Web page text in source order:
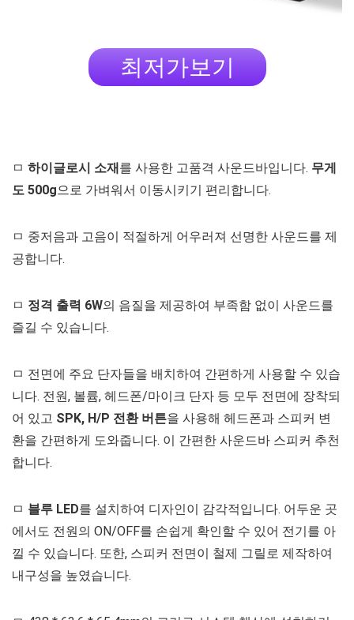
최저가보기
ㅁ 하이글로시 소재를 사용한 고품격 사운드바입니다. 무게
도 500g으로 가벼워서 이동시키기 편리합니다.
ㅁ 중저음과 고음이 적절하게 어우러져 선명한 사운드를 제
공합니다.
ㅁ 정격 출력 6W의 음질을 제공하여 부족함 없이 사운드를
즐길 수 있습니다.
ㅁ 전면에 주요 단자들을 배치하여 간편하게 사용할 수 있습
니다. 전원, 볼륨, 헤드폰/마이크 단자 등 모두 전면에 장착되
어 있고 SPK, H/P 전환 버튼을 사용해 헤드폰과 스피커 변
환을 간편하게 도와줍니다. 이 간편한 사운드바 스피커 추천
합니다.
ㅁ 블루 LED를 설치하여 디자인이 감각적입니다. 어두운 곳
에서도 전원의 ON/OFF를 손쉽게 확인할 수 있어 전기를 아
낄 수 있습니다. 또한, 스피커 전면이 철제 그릴로 제작하여
내구성을 높였습니다.